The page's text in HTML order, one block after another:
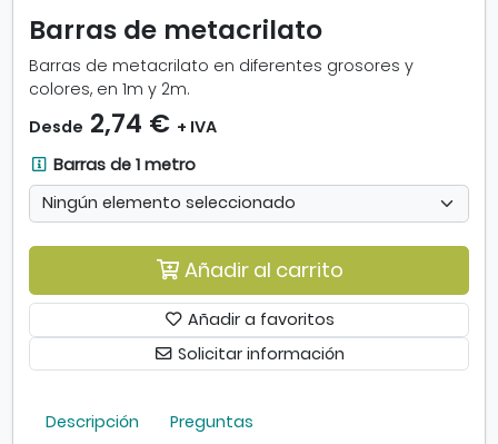
r
a
d
m
e
Barras de metacrilato
Barras de metacrilato en diferentes grosores y
colores, en 1m y 2m.
Desde 2,74 € + IVA
B
a
r
d
m
t
Barras de 1 metro
Añadir al carrito
Añadir a favoritos
Solicitar información
Descripción Preguntas